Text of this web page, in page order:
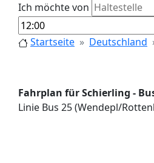
Ich möchte von
Startseite Deutschland
Fahrplan für Schierling -
Linie Bus 25 (Wendepl/